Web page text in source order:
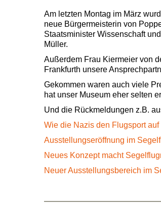
Am letzten Montag im März
neue Bürgermeisterin von
Staatsminister Wissenschaft
Müller.
Außerdem Frau Kiermeier von
Frankfurth unsere
Gekommen waren auch viele
hat unser Museum eher selten
Und die Rückmeldungen z.B.
Wie die Nazis den Flugsport
Ausstellungseröffnung im
Neues Konzept macht
Neuer Ausstellungsbereich im